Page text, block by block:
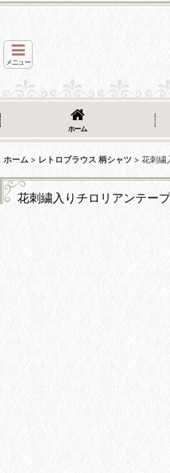
メニュー
ホーム
ホーム > レトロブラウス 柄シャツ > 花刺繍
花刺繍入りチロリアンテー